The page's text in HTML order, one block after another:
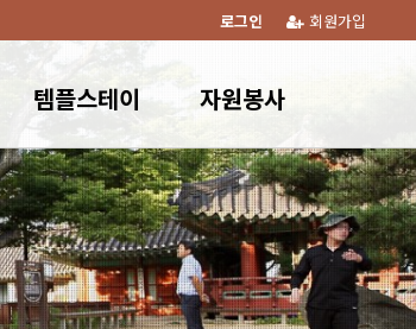
회원가입
로그인
템플스테이 자원봉사